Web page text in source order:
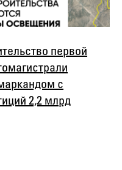
первой
с
2,2 млрд